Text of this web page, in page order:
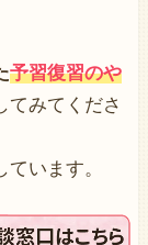
予習復習のや
てみてくださ
ています。